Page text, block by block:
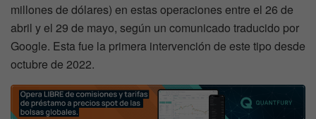
millones de dólares) en estas operaciones entre el 26 de
abril y el 29 de mayo, según un comunicado traducido por
Google. Esta fue la primera intervención de este tipo desde
octubre de 2022.